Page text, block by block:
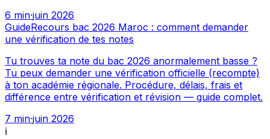
6 min·juin 2026
GuideRecours bac 2026 Maroc : comment demander
une vérification de tes notes
Tu trouves ta note du bac 2026 anormalement basse ?
Tu peux demander une vérification officielle (recompte)
à ton académie régionale. Procédure, délais, frais et
différence entre vérification et révision — guide complet.
7 min·juin 2026
ℹ️